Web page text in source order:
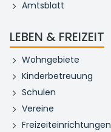
Amtsblatt
LEBEN & FREIZEIT
Wohngebiete
Kinderbetreuung
Schulen
Vereine
Freizeiteinrichtungen